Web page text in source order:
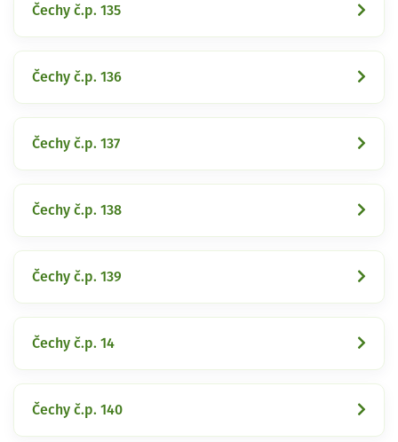
Čechy č.p. 135
Čechy č.p. 136
Čechy č.p. 137
Čechy č.p. 138
Čechy č.p. 139
Čechy č.p. 14
Čechy č.p. 140